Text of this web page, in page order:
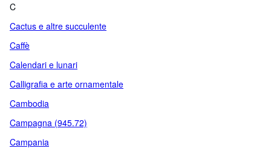
C
Cactus e altre succulente
Caffè
Calendari e lunari
Calligrafia e arte ornamentale
Cambodia
Campagna (945.72)
Campania